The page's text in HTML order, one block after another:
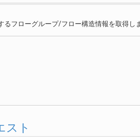
フローグループ/フロー構造情報を取得し
スト